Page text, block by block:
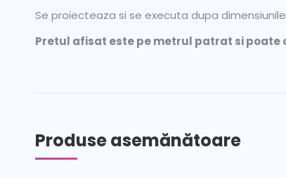
Se proiecteaza si se executa dupa
Pretul afisat este pe metrul patrat si
Produse asemănătoare